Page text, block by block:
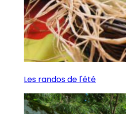
Les randos de l'été